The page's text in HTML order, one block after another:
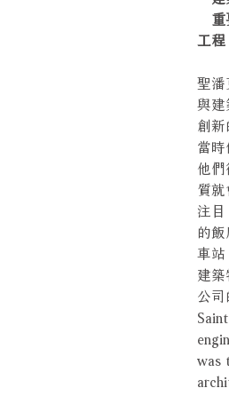
重
工程
聖
與
創
當
他
質
注
的
車站
建
公司
was